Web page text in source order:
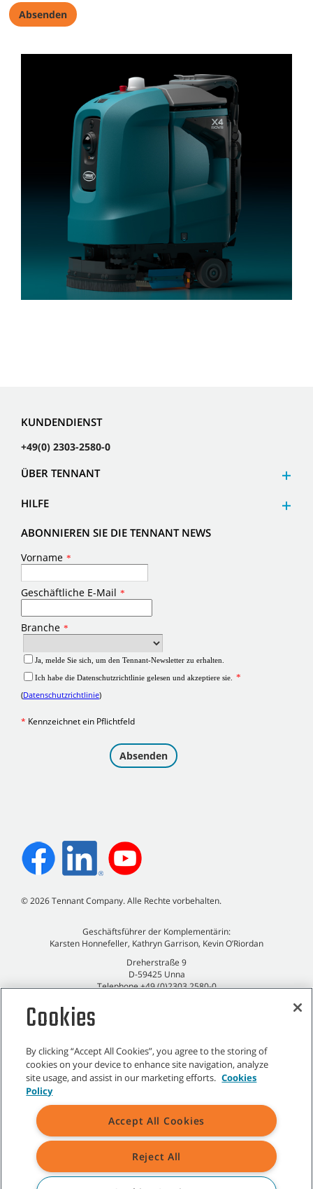
KUNDENDIENST
+49(0) 2303-2580-0
ÜBER TENNANT
HILFE
ABONNIEREN SIE DIE TENNANT NEWS
©2026Tennant Company. Alle Rechte vorbehalten.
Geschäftsführer der Komplementärin:
Karsten Honnefeller, Kathryn Garrison, Kevin O’Riordan
Dreherstraße 9
D-59425 Unna
Telephone +49 (0)2303 2580-0
Datenschutzrichtlinie
Sitemap Allgemeine Richtlinien Nutzungsbedingungen
Verkaufsbedingungen
Alle angegebenen Tennant-Marken und -Logos sind Eigentum der
Tennant Company und/oder ihrer verbundenen Unternehmen oder
Cookies
By clicking “Accept All Cookies”, you agree to the storing of
cookies on your device to enhance site navigation, analyze
site usage, and assist in our marketing efforts. Cookies
Policy
Accept All Cookies
Reject All